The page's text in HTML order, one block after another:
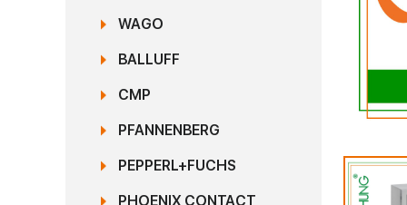
WAGO
BALLUFF
CMP
PFANNENBERG
PEPPERL+FUCHS
PHOENIX CONTACT